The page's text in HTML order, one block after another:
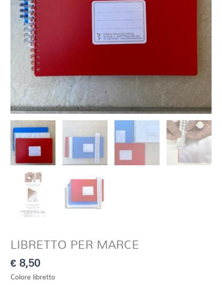
LIBRETTO PER MARCE
€8,50
Colore libretto